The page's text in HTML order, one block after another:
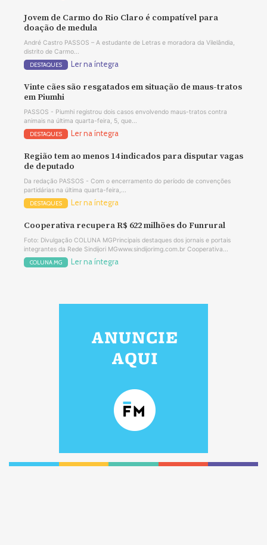
Jovem de Carmo do Rio Claro é compatível para
doação de medula
André Castro PASSOS – A estudante de Letras e moradora da Vilelândia,
distrito de Carmo...
DESTAQUES Ler na íntegra
Vinte cães são resgatados em situação de maus-tratos
em Piumhi
PASSOS - Piumhi registrou dois casos envolvendo maus-tratos contra
animais na última quarta-feira, 5, que...
DESTAQUES Ler na íntegra
Região tem ao menos 14 indicados para disputar vagas
de deputado
Da redação PASSOS - Com o encerramento do período de convenções
partidárias na última quarta-feira,...
DESTAQUES Ler na íntegra
Cooperativa recupera R$ 622 milhões do Funrural
Foto: Divulgação COLUNA MGPrincipais destaques dos jornais e portais
integrantes da Rede Sindijori MGwww.sindijorimg.com.br Cooperativa...
COLUNA MG Ler na íntegra